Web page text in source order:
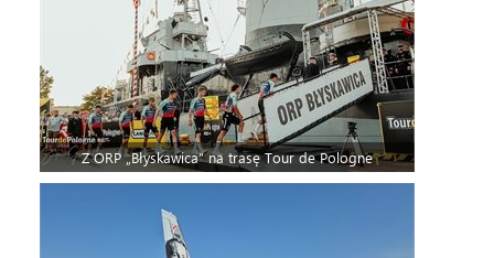
Z ORP „Błyskawica” na trasę Tour de Pologne